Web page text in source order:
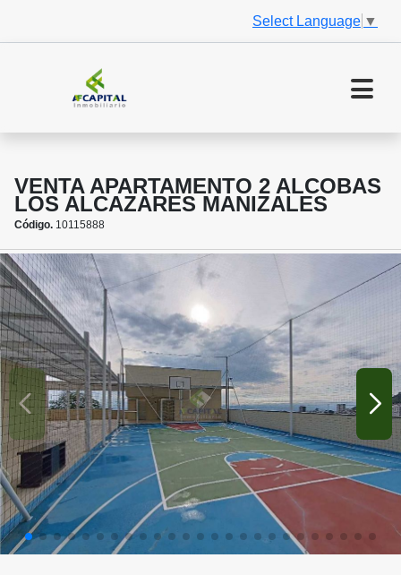
Select Language ▼
VENTA APARTAMENTO 2 ALCOBAS
LOS ALCAZARES MANIZALES
Código. 10115888